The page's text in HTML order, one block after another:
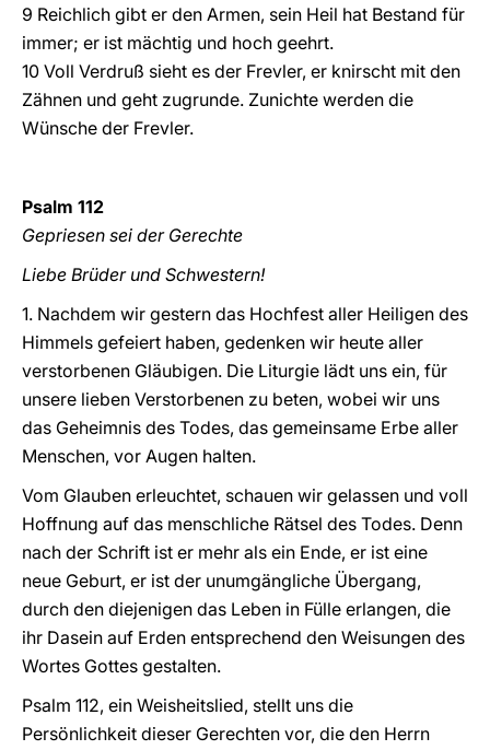
9 Reichlich gibt er den Armen, sein Heil hat Bestand für
immer; er ist mächtig und hoch geehrt.
10 Voll Verdruß sieht es der Frevler, er knirscht mit den
Zähnen und geht zugrunde. Zunichte werden die
Wünsche der Frevler.
Psalm 112
Gepriesen sei der Gerechte
Liebe Brüder und Schwestern!
1. Nachdem wir gestern das Hochfest aller Heiligen des
Himmels gefeiert haben, gedenken wir heute aller
verstorbenen Gläubigen. Die Liturgie lädt uns ein, für
unsere lieben Verstorbenen zu beten, wobei wir uns
das Geheimnis des Todes, das gemeinsame Erbe aller
Menschen, vor Augen halten.
Vom Glauben erleuchtet, schauen wir gelassen und voll
Hoffnung auf das menschliche Rätsel des Todes. Denn
nach der Schrift ist er mehr als ein Ende, er ist eine
neue Geburt, er ist der unumgängliche Übergang,
durch den diejenigen das Leben in Fülle erlangen, die
ihr Dasein auf Erden entsprechend den Weisungen des
Wortes Gottes gestalten.
Psalm 112, ein Weisheitslied, stellt uns die
Persönlichkeit dieser Gerechten vor, die den Herrn